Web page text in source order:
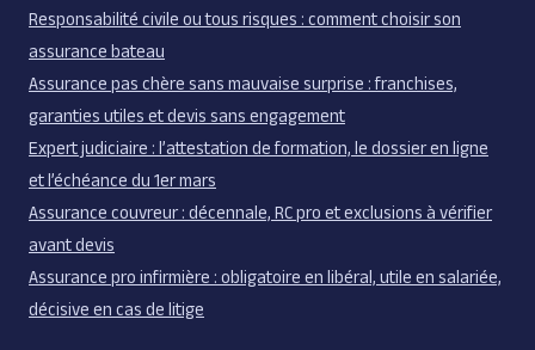
Responsabilité civile ou tous risques : comment choisir son
assurance bateau
Assurance pas chère sans mauvaise surprise : franchises,
garanties utiles et devis sans engagement
Expert judiciaire : l’attestation de formation, le dossier en ligne
et l’échéance du 1er mars
Assurance couvreur : décennale, RC pro et exclusions à vérifier
avant devis
Assurance pro infirmière : obligatoire en libéral, utile en salariée,
décisive en cas de litige